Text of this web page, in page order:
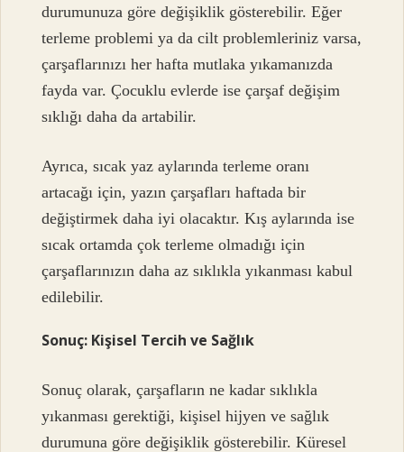
durumunuza göre değişiklik gösterebilir. Eğer
terleme problemi ya da cilt problemleriniz varsa,
çarşaflarınızı her hafta mutlaka yıkamanızda
fayda var. Çocuklu evlerde ise çarşaf değişim
sıklığı daha da artabilir.
Ayrıca, sıcak yaz aylarında terleme oranı
artacağı için, yazın çarşafları haftada bir
değiştirmek daha iyi olacaktır. Kış aylarında ise
sıcak ortamda çok terleme olmadığı için
çarşaflarınızın daha az sıklıkla yıkanması kabul
edilebilir.
Sonuç: Kişisel Tercih ve Sağlık
Sonuç olarak, çarşafların ne kadar sıklıkla
yıkanması gerektiği, kişisel hijyen ve sağlık
durumuna göre değişiklik gösterebilir. Küresel